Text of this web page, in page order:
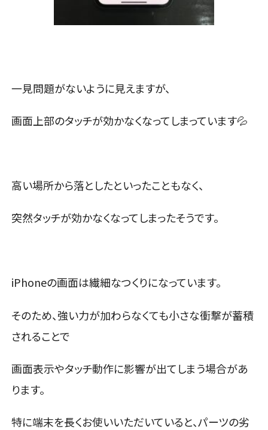
一見問題がないように見えますが、
画面上部のタッチが効かなくなってしまっています💦
高い場所から落としたといったこともなく、
突然タッチが効かなくなってしまったそうです。
iPhoneの画面は繊細なつくりになっています。
そのため、強い力が加わらなくても小さな衝撃が蓄積
されることで
画面表示やタッチ動作に影響が出てしまう場合があ
ります。
特に端末を長くお使いいただいていると、パーツの劣